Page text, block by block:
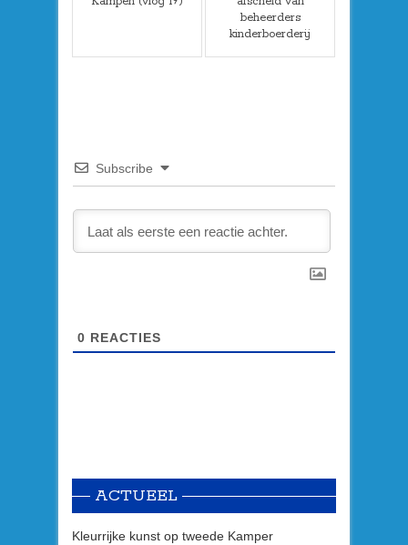
beheerders
kinderboerderij
Subscribe
0 REACTIES
ACTUEEL
Kleurrijke kunst op tweede Kamper